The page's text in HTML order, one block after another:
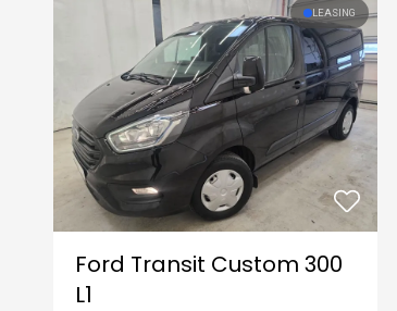
LEASING
Ford Transit Custom 300
L1